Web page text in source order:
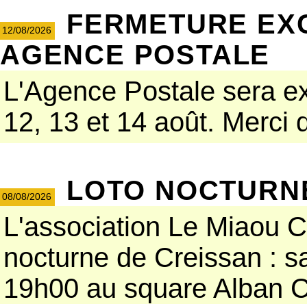
12/08/2026
FERMETURE
AGENCE POSTALE
L'Agence Postale sera
12, 13 et 14 août. Merci
08/08/2026
LOTO
L'association Le Miaou
nocturne de Creissan :
19h00 au square Alban